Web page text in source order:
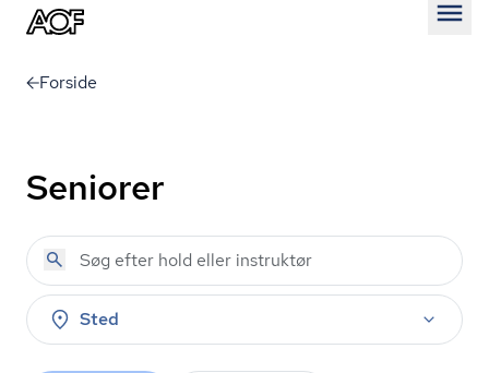
Forside
Seniorer
Sted